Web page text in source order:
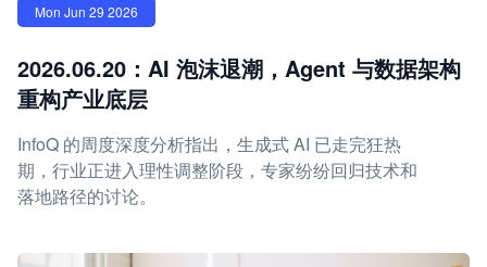
Mon Jun 29 2026
2026.06.20：AI 泡沫退潮，Agent 与数据架构
重构产业底层
InfoQ 的周度深度分析指出，生成式 AI 已走完狂热
期，行业正进入理性调整阶段，专家纷纷回归技术和
落地路径的讨论。